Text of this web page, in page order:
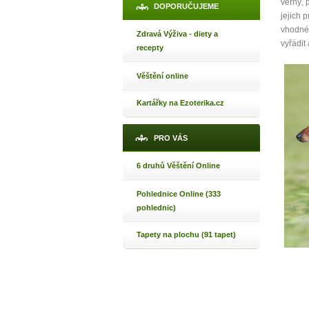
Jak
Jak
Jak
DOPORUČUJEME
Zdravá Výživa - diety a
recepty
Věštění online
Kartářky na Ezoterika.cz
PRO VÁS
6 druhů Věštění Online
Pohlednice Online (333
pohlednic)
Tapety na plochu (91 tapet)
věrný,
jejich
vyřádit